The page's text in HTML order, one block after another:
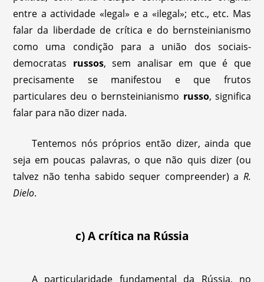
entre a actividade «legal» e a «ilegal»; etc., etc. Mas
falar da liberdade de crítica e do bernsteinianismo
como uma condição para a união dos sociais-
democratas russos, sem analisar em que é que
precisamente se manifestou e que frutos
particulares deu o bernsteinianismo russo, significa
falar para não dizer nada.
Tentemos nós próprios então dizer, ainda que
seja em poucas palavras, o que não quis dizer (ou
talvez não tenha sabido sequer compreender) a R.
Dielo.
c) A crítica na Rússia
A particularidade fundamental da Rússia, no